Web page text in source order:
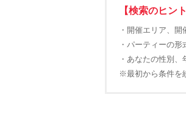
【検索のヒント
・開催エリア、
・パーティーの形
・あなたの性別
※最初から条件を